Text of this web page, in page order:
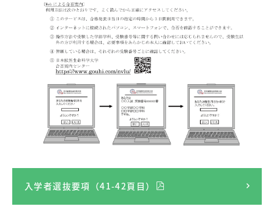
入学者選抜要項（41-42頁目）